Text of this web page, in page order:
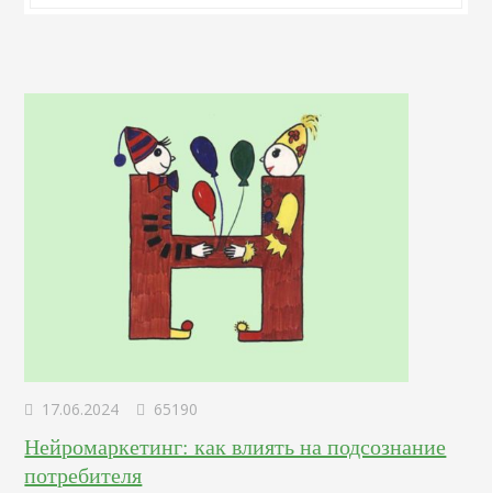
17.06.2024 65190
Нейромаркетинг: как влиять на подсознание
потребителя